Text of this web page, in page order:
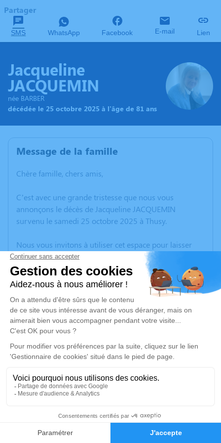
Faire-part Hommages
Partager
SMS WhatsApp Facebook E-mail Lien
Jacqueline
JACQUEMIN
née BARBER
décédée le 25 octobre 2025 à l'âge de 81 ans
Message de la famille
Chère famille, chers amis,
C’est avec une grande tristesse que nous vous
annonçons le décès de Jacqueline JACQUEMIN
survenu le samedi 25 octobre 2025 à Thusy.
Nous vous invitons à utiliser cet espace pour laisser
vos condoléances, partager des photos souvenirs, une
anecdote ou exprimer vos pensées à travers des
poèmes ou des textes. Cet endroit est un lieu
d'expression dédié à honorer la mémoire de Jacqueline
JACQUEMIN.
Un service de plantation d’arbre hommage est
disponible ici
Cérémonie religieuse
Église Saint-Jean Baptiste de Thusy
74150 Thusy